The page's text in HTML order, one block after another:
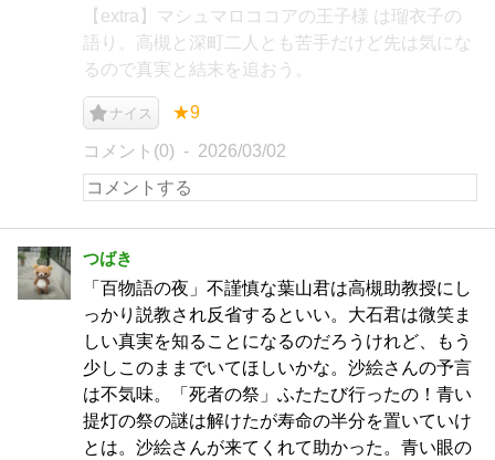
【extra】マシュマロココアの王子様 は瑠衣子の
語り。高槻と深町二人とも苦手だけど先は気にな
るので真実と結末を追おう。
ナイス ★9
コメント(0) 2026/03/02
つばき
「百物語の夜」不謹慎な葉山君は高槻助教授にし
っかり説教され反省するといい。大石君は微笑ま
しい真実を知ることになるのだろうけれど、もう
少しこのままでいてほしいかな。沙絵さんの予言
は不気味。「死者の祭」ふたたび行ったの！青い
提灯の祭の謎は解けたが寿命の半分を置いていけ
とは。沙絵さんが来てくれて助かった。青い眼の